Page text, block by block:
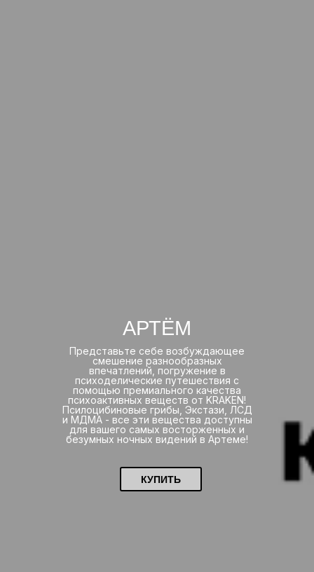
АРТЁМ
Представьте себе возбуждающее
смешение разнообразных
впечатлений, погружение в
психоделические путешествия с
помощью премиального качества
психоактивных веществ от KRAKEN!
Псилоцибиновые грибы, Экстази, ЛСД
и МДМА - все эти вещества доступны
для вашего самых восторженных и
безумных ночных видений в Артеме!
КУПИТЬ